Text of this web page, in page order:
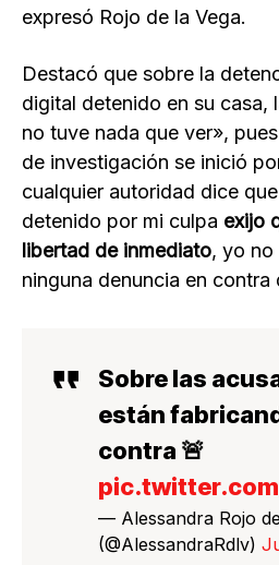
expresó Rojo de la Vega.
Destacó que sobre la
digital detenido en su casa,
no tuve nada que ver»,
de investigación se inició
cualquier autoridad dice
detenido por mi culpa exijo
libertad de inmediato, yo no
ninguna denuncia en contra
Sobre las
están
contra 🚨
— Alessandra Rojo
(@AlessandraRdlv)